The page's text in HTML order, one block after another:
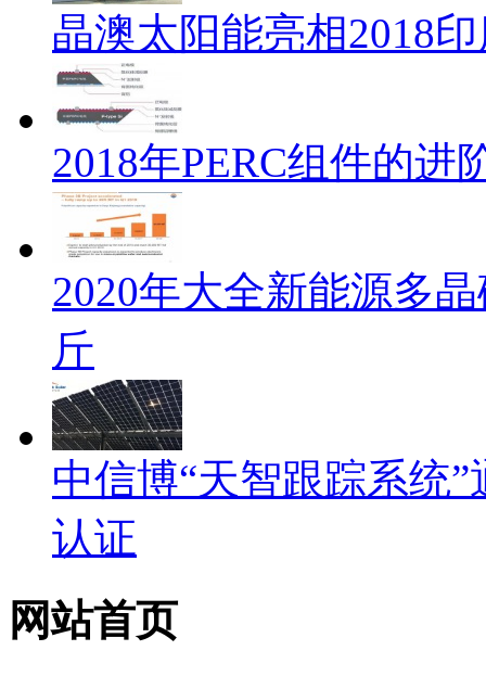
晶澳太阳能亮相2018
2018年PERC组件的进
2020年大全新能源多
斤
中信博“天智跟踪系统
认证
网站首页